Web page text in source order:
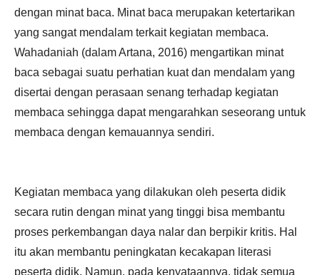
dengan minat baca. Minat baca merupakan ketertarikan
yang sangat mendalam terkait kegiatan membaca.
Wahadaniah (dalam Artana, 2016) mengartikan minat
baca sebagai suatu perhatian kuat dan mendalam yang
disertai dengan perasaan senang terhadap kegiatan
membaca sehingga dapat mengarahkan seseorang untuk
membaca dengan kemauannya sendiri.
Kegiatan membaca yang dilakukan oleh peserta didik
secara rutin dengan minat yang tinggi bisa membantu
proses perkembangan daya nalar dan berpikir kritis. Hal
itu akan membantu peningkatan kecakapan literasi
peserta didik. Namun, pada kenyataannya, tidak semua